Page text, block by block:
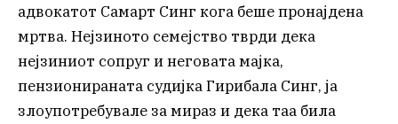
адвокатот Самарт Синг кога беше пронајдена
мртва. Нејзиното семејство тврди дека
нејзиниот сопруг и неговата мајка,
пензионираната судијка Гирибала Синг, ја
злоупотребувале за мираз и дека таа била